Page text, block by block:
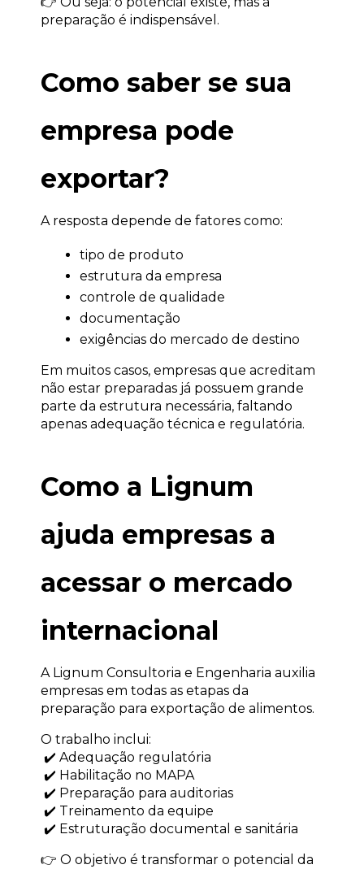
preparação é indispensável.
Como saber se sua
empresa pode
exportar?
A resposta depende de fatores como:
tipo de produto
estrutura da empresa
controle de qualidade
documentação
exigências do mercado de destino
Em muitos casos, empresas que acreditam
não estar preparadas já possuem grande
parte da estrutura necessária, faltando
apenas adequação técnica e regulatória.
Como a Lignum
ajuda empresas a
acessar o mercado
internacional
A Lignum Consultoria e Engenharia auxilia
empresas em todas as etapas da
preparação para exportação de alimentos.
O trabalho inclui:
✔️ Adequação regulatória
✔️ Habilitação no MAPA
✔️ Preparação para auditorias
✔️ Treinamento da equipe
✔️ Estruturação documental e sanitária
👉 O objetivo é transformar o potencial da